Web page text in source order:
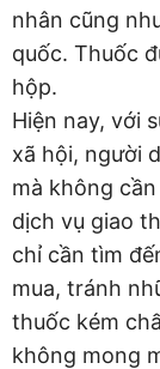
nhân cũng
quốc. Thuốc
hộp.
Hiện nay, với
xã hội, người
mà không
dịch vụ giao
chỉ cần tìm
mua, tránh
thuốc kém
không mong